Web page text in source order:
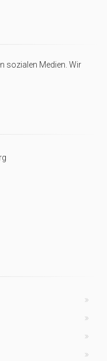
sozialen Medien. Wir